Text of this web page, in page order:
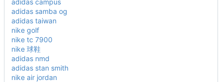
adidas samba og
adidas taiwan
nike golf
nike tc 7900
nike 球鞋
adidas nmd
adidas stan smith
nike air jordan